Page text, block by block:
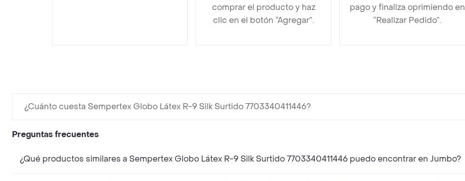
comprar el producto y haz
clic en el botón “Agregar”.
pago y finaliza oprimiendo en
“Realizar Pedido”.
¿Cuánto cuesta Sempertex Globo Látex R-9 Silk Surtido 7703340411446?
Preguntas frecuentes
¿Qué productos similares a Sempertex Globo Látex R-9 Silk Surtido 7703340411446 puedo encontrar en Jumbo?